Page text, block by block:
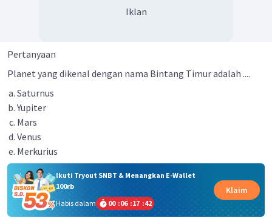
Iklan
Pertanyaan
Planet yang dikenal dengan nama Bintang Timur adalah ....
Saturnus
Yupiter
Mars
Venus
Merkurius
Ikuti Tryout SNBT & Menangkan E-Wallet
100rb
Habis dalam
00 :06 :17 :42
Klaim